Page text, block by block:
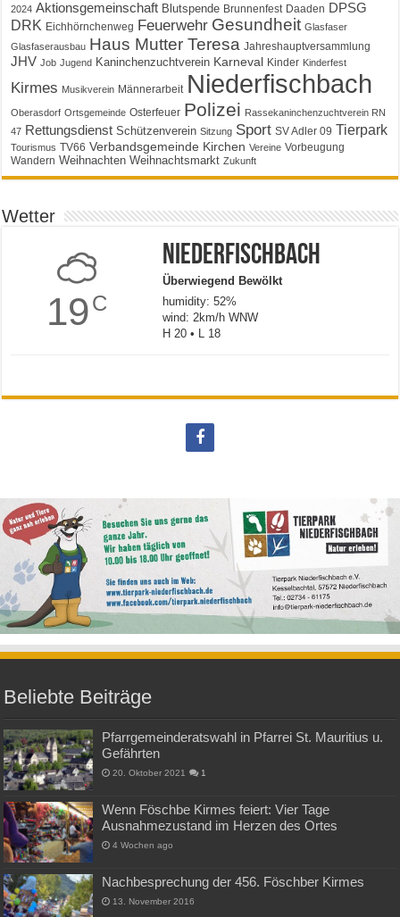
2024 Aktionsgemeinschaft Blutspende Brunnenfest Daaden DPSG
DRK Eichhörnchenweg Feuerwehr Gesundheit Glasfaser
Glasfaserausbau Haus Mutter Teresa Jahreshauptversammlung
JHV Job Jugend Kaninchenzuchtverein Karneval Kinder Kinderfest
Kirmes Musikverein Männerarbeit Niederfischbach
Oberasdorf Ortsgemeinde Osterfeuer Polizei Rassekaninchenzuchtverein RN
47 Rettungsdienst Schützenverein Sitzung Sport SV Adler 09 Tierpark
Tourismus TV66 Verbandsgemeinde Kirchen Vereine Vorbeugung
Wandern Weihnachten Weihnachtsmarkt Zukunft
Wetter
19C
Niederfischbach
Überwiegend Bewölkt
humidity: 52%
wind: 2km/h WNW
H 20 • L 18
Beliebte Beiträge
Pfarrgemeinderatswahl in Pfarrei St. Mauritius u.
Gefährten
20. Oktober 2021 1
Wenn Föschbe Kirmes feiert: Vier Tage
Ausnahmezustand im Herzen des Ortes
4 Wochen ago
Nachbesprechung der 456. Föschber Kirmes
13. November 2016